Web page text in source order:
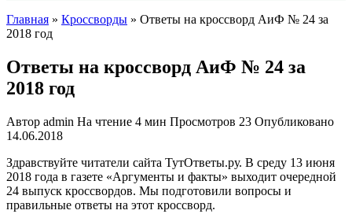
Главная » Кроссворды » Ответы на кроссворд АиФ № 24 за
2018 год
Ответы на кроссворд АиФ № 24 за
2018 год
Автор admin На чтение 4 мин Просмотров 23 Опубликовано
14.06.2018
Здравствуйте читатели сайта ТутОтветы.ру. В среду 13 июня
2018 года в газете «Аргументы и факты» выходит очередной
24 выпуск кроссвордов. Мы подготовили вопросы и
правильные ответы на этот кроссворд.